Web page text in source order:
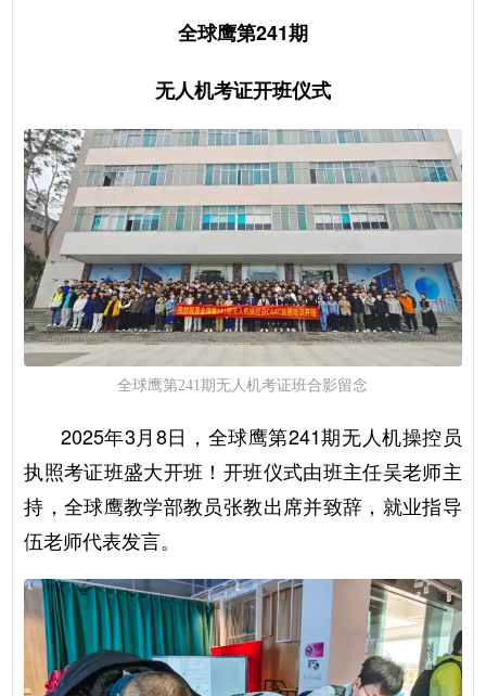
全球鹰第241期
无人机考证开班仪式
全球鹰第241期无人机考证班合影留念
2025年3月8日，全球鹰第241期无人机操控员
执照考证班盛大开班！开班仪式由班主任吴老师主
持，全球鹰教学部教员张教出席并致辞，就业指导
伍老师代表发言。